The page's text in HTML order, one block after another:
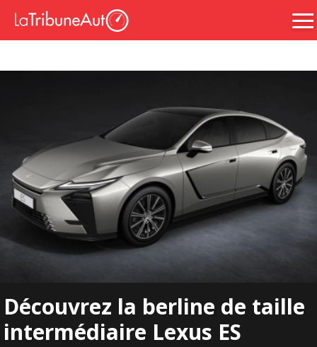
Découvrez la berline de taille
intermédiaire Lexus ES